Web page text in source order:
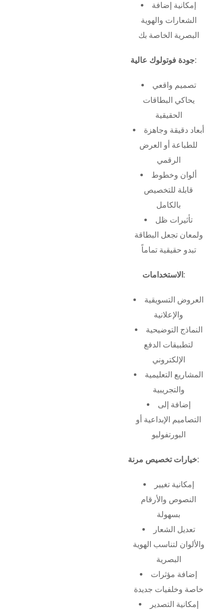
إمكانية إضافة
الشعارات والهوية
البصرية الخاصة بك
جودة فوتولوك عالية:
تصميم واقعي
يحاكي البطاقات
الحقيقية
أبعاد دقيقة وجاهزة
للطباعة أو العرض
الرقمي
ألوان وخطوط
قابلة للتخصيص
بالكامل
تأثيرات ظل
ولمعان تجعل البطاقة
تبدو حقيقية تماماً
الاستخدامات:
العروض التسويقية
والإعلانية
النماذج التوضيحية
لتطبيقات الدفع
الإلكتروني
المشاريع التعليمية
والتجريبية
إضافة إلى
التصاميم الإبداعية أو
البورتفوليو
خيارات تخصيص مرنة:
إمكانية تغيير
النصوص والأرقام
بسهولة
تعديل الشعار
والألوان لتناسب الهوية
البصرية
إضافة مؤثرات
خاصة وخلفيات جديدة
إمكانية التصدير